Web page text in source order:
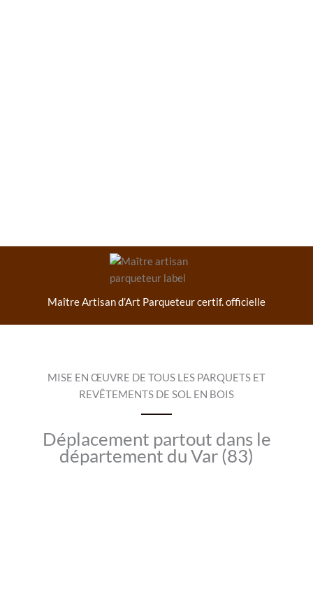
Maître Artisan d’Art Parqueteur certif. officielle
MISE EN ŒUVRE DE TOUS LES PARQUETS ET
REVÊTEMENTS DE SOL EN BOIS
Déplacement partout dans le
département du Var (83)